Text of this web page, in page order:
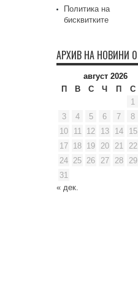
Политика на
бисквитките
АРХИВ НА НОВИНИ 0
август 2026
П
В С Ч П С
1
3
4 5 6 7 8
10
11 12 13 14 15
17 18 19 20 21 22
24 25 26 27 28 29
31
« дек.